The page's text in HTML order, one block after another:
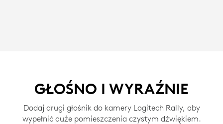
GŁOŚNO I WYRAŹNIE
Dodaj drugi głośnik do kamery Logitech Rally, aby
wypełnić duże pomieszczenia czystym dźwiękiem.